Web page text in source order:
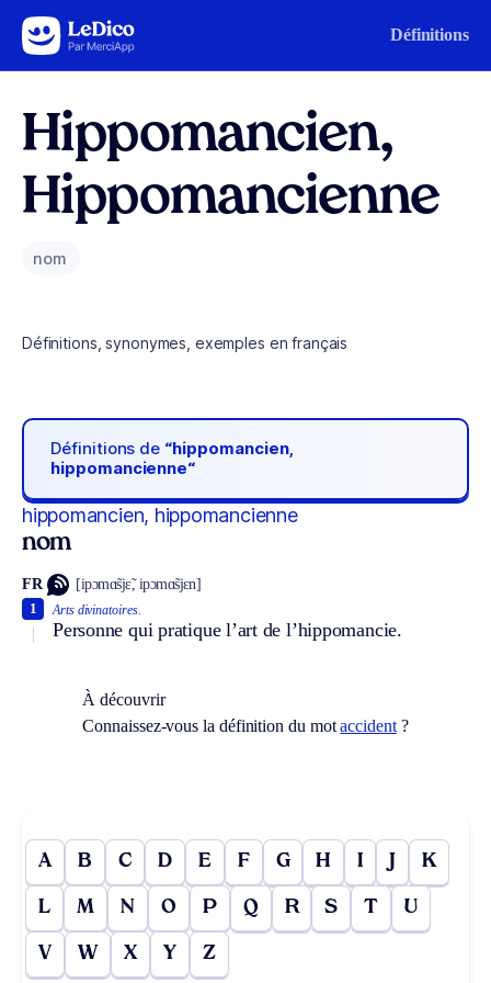
Aller au contenu Définitions
Hippomancien,
Hippomancienne
nom
Définitions, synonymes, exemples en français
Définitions de “hippomancien,
hippomancienne“
hippomancien, hippomancienne
nom
FR [ipɔmɑ̃sjɛ̃, ipɔmɑ̃sjɛn]
Arts divinatoires.
Personne qui pratique l’art de l’hippomancie.
1
À découvrir
Connaissez-vous la définition du motaccident?
A B C D E F G H I J K
L M N O P Q R S T U
V W X Y Z